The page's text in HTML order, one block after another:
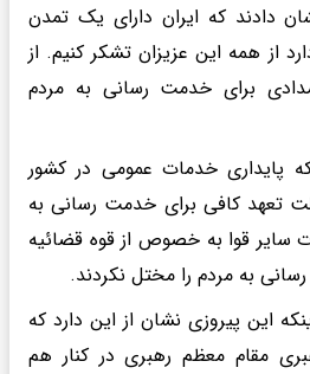
دادند که ایران دارای یک تمدن
از همه این عزیزان تشکر کنیم. از
برای خدمت رسانی به مردم
پایداری خدمات عمومی در کشور
تعهد کافی برای خدمت رسانی به
سایر قوا به خصوص از قوه قضائیه
به مردم را مختل نکردند.
این پیروزی نشان از این دارد که
مقام معظم رهبری در کنار هم